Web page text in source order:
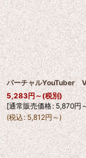
バーチャルYouTuber
5,283円～(税別)
[通常販売価格: 5,870円
(税込: 5,812円～)